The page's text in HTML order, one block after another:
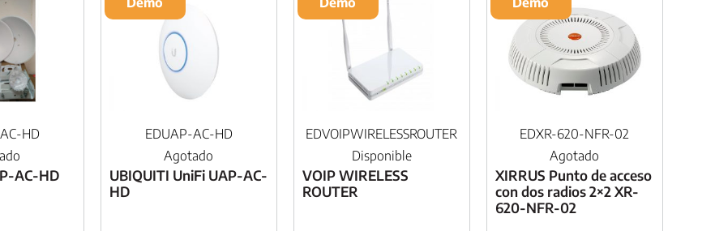
HD
AC-HD
EDUAP-AC-HD
Agotado
UBIQUITI UniFi UAP-AC-
HD
EDVOIPWIRELESSROUTER
Disponible
VOIP WIRELESS
ROUTER
EDXR-620-NFR-02
Agotado
XIRRUS Punto de acceso
con dos radios 2×2 XR-
620-NFR-02